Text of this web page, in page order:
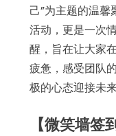
己”为主题的温
活动，更是一次
醒，旨在让大家
疲惫，感受团队
极的心态迎接未来
【微笑墙